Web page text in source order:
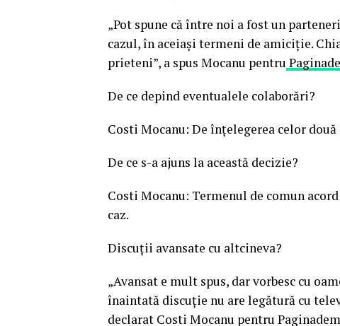
„Pot spune că între noi a fost un
cazul, în aceiași termeni de amiciție.
prieteni”, a spus Mocanu pentru
De ce depind eventualele colaborări?
Costi Mocanu: De înțelegerea celor
De ce s-a ajuns la această decizie?
Costi Mocanu: Termenul de comun
caz.
Discuții avansate cu altcineva?
„Avansat e mult spus, dar vorbesc cu
înaintată discuție nu are legătură cu
declarat Costi Mocanu pentru